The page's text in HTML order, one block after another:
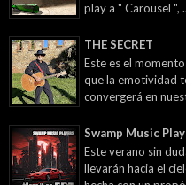
play a " Carousel ",
THE SECRET
Este es el
que la emotividad
convergerá en
Swamp Music
Este verano sin
llevarán hacia el